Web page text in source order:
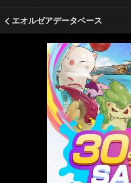
エオルゼアデータベース